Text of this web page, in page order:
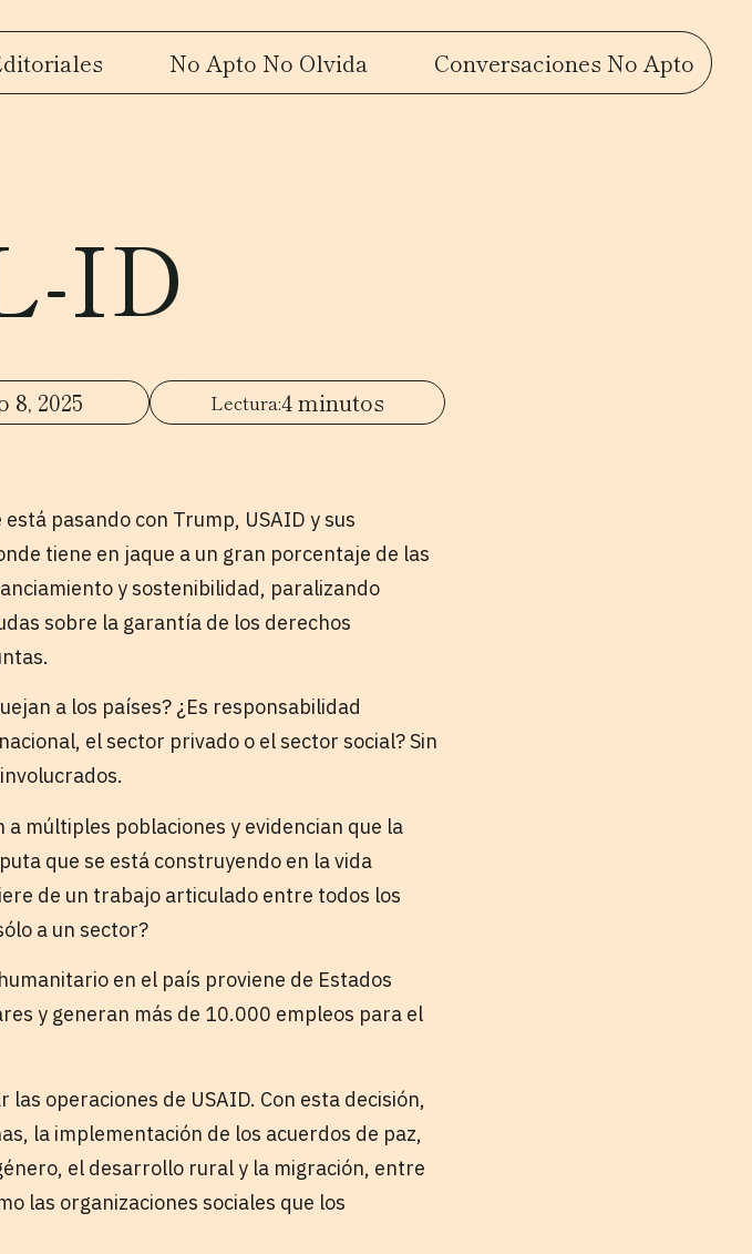
No Apto No Olvida Conversaciones No Apto
ID
8, 2025 4 minutos
pasando con Trump, USAID y sus
tiene en jaque a un gran porcentaje de las
y sostenibilidad, paralizando
sobre la garantía de los derechos
a los países? ¿Es responsabilidad
el sector privado o el sector social? Sin
múltiples poblaciones y evidencian que la
que se está construyendo en la vida
de un trabajo articulado entre todos los
a un sector?
en el país proviene de Estados
y generan más de 10.000 empleos para el
operaciones de USAID. Con esta decisión,
la implementación de los acuerdos de paz,
el desarrollo rural y la migración, entre
las organizaciones sociales que los